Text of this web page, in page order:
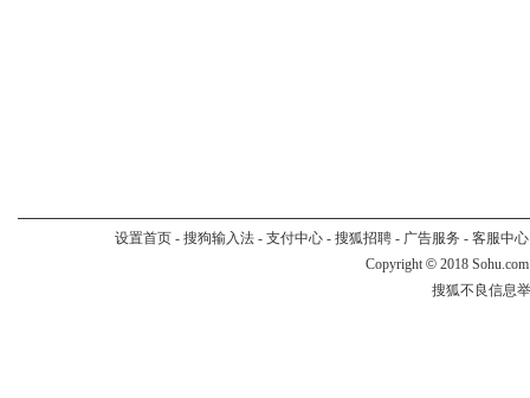
设置首页- 搜狗输入法- 支付中心- 搜狐招聘- 广告服务 - 客服中心
Copyright © 2018
搜狐不良信息